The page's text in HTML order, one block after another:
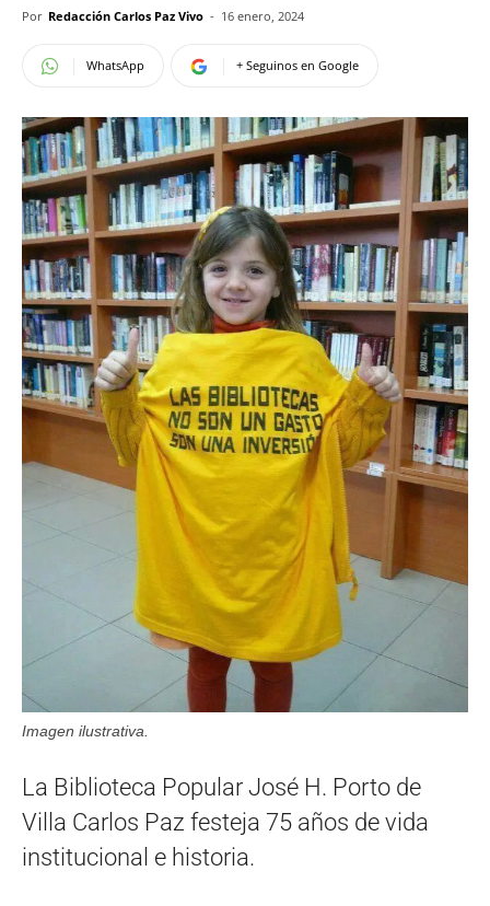
Por Redacción Carlos Paz Vivo - 16 enero, 2024
WhatsApp + Seguinos en Google
Imagen ilustrativa.
La Biblioteca Popular José H. Porto de
Villa Carlos Paz festeja 75 años de vida
institucional e historia.